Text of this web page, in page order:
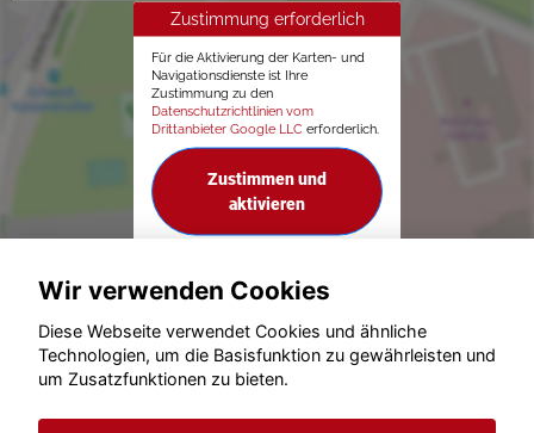
Zustimmung erforderlich
Für die Aktivierung der Karten- und
Navigationsdienste ist Ihre
Zustimmung zu den
Datenschutzrichtlinien vom
Drittanbieter Google LLC erforderlich.
Zustimmen und
aktivieren
© konjunkturmotor.de GmbH 2020 - 2026
Wir verwenden Cookies
Diese Webseite verwendet Cookies und ähnliche
Technologien, um die Basisfunktion zu gewährleisten und
um Zusatzfunktionen zu bieten.